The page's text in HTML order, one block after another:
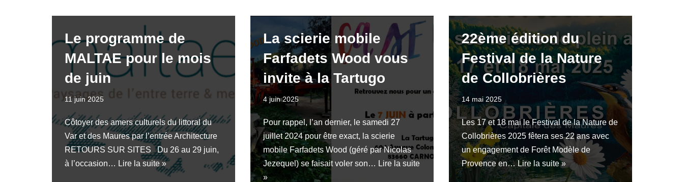
Le programme de
MALTAE pour le mois
de juin
11 juin 2025
Côtoyer des amers culturels du littoral du
Var et des Maures par l’entrée Architecture
RETOURS SUR SITES Du 26 au 29 juin,
à l’occasion… Lire la suite »
La scierie mobile
Farfadets Wood vous
invite à la Tartugo
4 juin 2025
Pour rappel, l’an dernier, le samedi 27
juillet 2024 pour être exact, la scierie
mobile Farfadets Wood (géré par Nicolas
Jezequel) se faisait voler son… Lire la suite
»
22ème édition du
Festival de la Nature
de Collobrières
14 mai 2025
Les 17 et 18 mai le Festival de la Nature de
Collobrières 2025 fêtera ses 22 ans avec
un engagement de Forêt Modèle de
Provence en…Lire la suite »